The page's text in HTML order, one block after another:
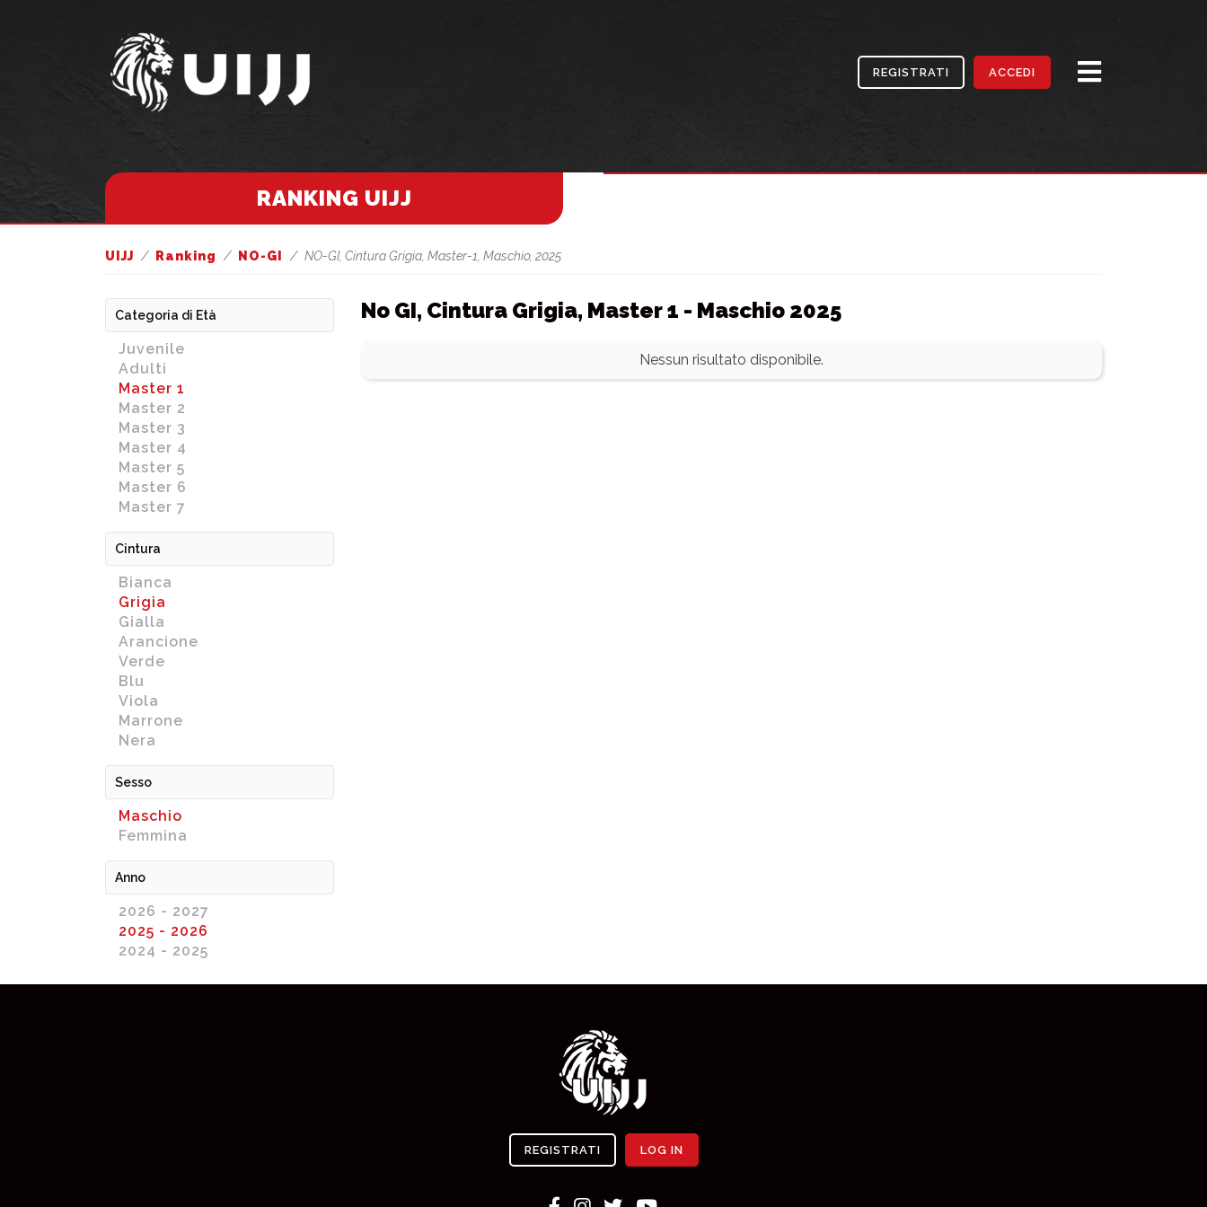
REGISTRATI ACCEDI
RANKING UIJJ
UIJJ Ranking NO-GI NO-GI, Cintura Grigia, Master-1, Maschio, 2025
Categoria di Età
Juvenile
Adulti
Master 1
Master 2
Master 3
Master 4
Master 5
Master 6
Master 7
Cintura
Bianca
Grigia
Gialla
Arancione
Verde
Blu
Viola
Marrone
Nera
Sesso
Maschio
Femmina
Anno
2026 - 2027
2025 - 2026
2024 - 2025
No GI, Cintura Grigia, Master 1 - Maschio 2025
Nessun risultato disponibile.
REGISTRATI LOG IN